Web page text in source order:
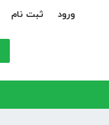
ورود ثبت نام